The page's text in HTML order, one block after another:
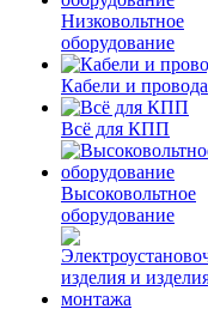
Низковольтное
оборудование
Кабели и провода
Всё для КПП
Высоковольтное
оборудование